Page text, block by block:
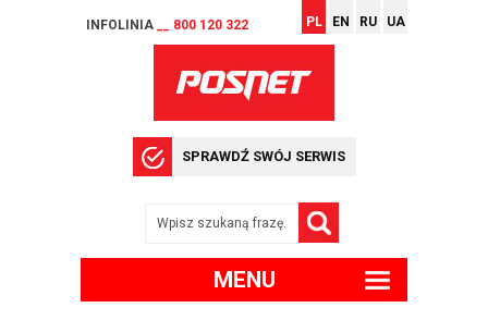
INFOLINIA __ 800 120 322 PL EN RU UA
SPRAWDŹ SWÓJ SERWIS
MENU